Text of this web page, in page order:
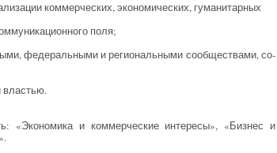
ком­мер­чес­ких, эко­но­ми­чес­ких, гу­ма­нитар­ных
по­ля;
фе­дераль­ны­ми и ре­ги­ональ­ны­ми со­об­щес­тва­ми, со­
властью.
«Эко­номи­ка и ком­мерчес­кие ин­те­ресы», «Биз­нес и